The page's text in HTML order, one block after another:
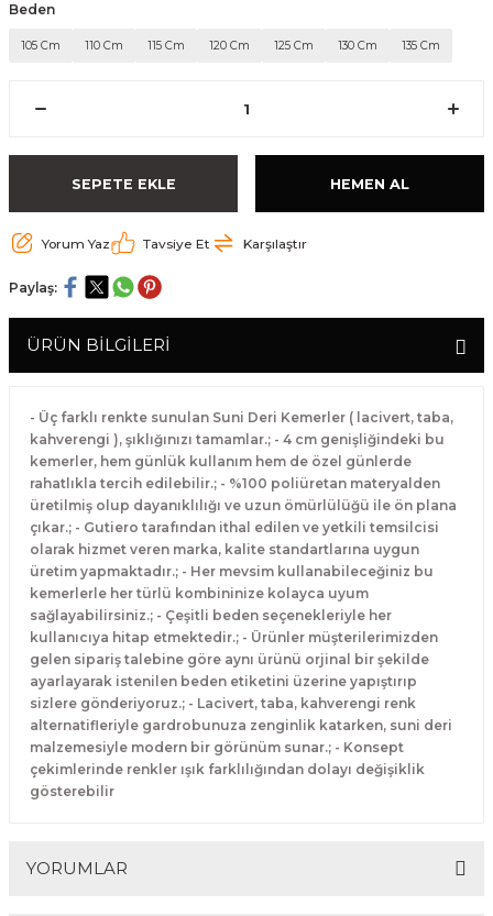
Beden
105 Cm 110 Cm 115 Cm 120 Cm 125 Cm 130 Cm 135 Cm
SEPETE EKLE HEMEN AL
Yorum Yaz Tavsiye Et Karşılaştır
Paylaş:
ÜRÜN BİLGİLERİ
- Üç farklı renkte sunulan Suni Deri Kemerler ( lacivert, taba,
kahverengi ), şıklığınızı tamamlar.; - 4 cm genişliğindeki bu
kemerler, hem günlük kullanım hem de özel günlerde
rahatlıkla tercih edilebilir.; - %100 poliüretan materyalden
üretilmiş olup dayanıklılığı ve uzun ömürlülüğü ile ön plana
çıkar.; - Gutiero tarafından ithal edilen ve yetkili temsilcisi
olarak hizmet veren marka, kalite standartlarına uygun
üretim yapmaktadır.; - Her mevsim kullanabileceğiniz bu
kemerlerle her türlü kombininize kolayca uyum
sağlayabilirsiniz.; - Çeşitli beden seçenekleriyle her
kullanıcıya hitap etmektedir.; - Ürünler müşterilerimizden
gelen sipariş talebine göre aynı ürünü orjinal bir şekilde
ayarlayarak istenilen beden etiketini üzerine yapıştırıp
sizlere gönderiyoruz.; - Lacivert, taba, kahverengi renk
alternatifleriyle gardrobunuza zenginlik katarken, suni deri
malzemesiyle modern bir görünüm sunar.; - Konsept
çekimlerinde renkler ışık farklılığından dolayı değişiklik
gösterebilir
YORUMLAR